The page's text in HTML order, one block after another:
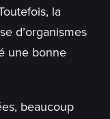
la
d’organismes
une bonne
beaucoup